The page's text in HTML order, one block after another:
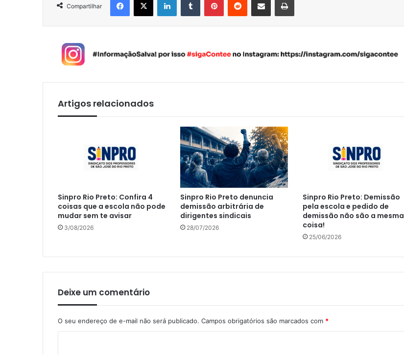
Compartilhar
Artigos relacionados
Sinpro Rio Preto: Confira 4
coisas que a escola não pode
mudar sem te avisar
3/08/2026
Sinpro Rio Preto denuncia
demissão arbitrária de
dirigentes sindicais
28/07/2026
Sinpro Rio Preto: Demissão
pela escola e pedido de
demissão não são a mesma
coisa!
25/06/2026
Deixe um comentário
O seu endereço de e-mail não será publicado. Campos obrigatórios são marcados com *